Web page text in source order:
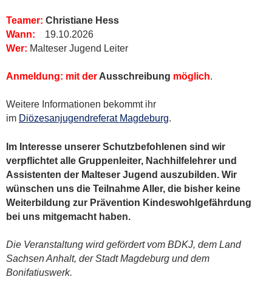
Teamer: Christiane Hess
Wann:
19.10.2026
Wer: Malteser Jugend Leiter
Anmeldung: mit der Ausschreibung möglich.
Weitere Informationen bekommt ihr
im Diözesanjugendreferat Magdeburg.
Im Interesse unserer Schutzbefohlenen sind wir
verpflichtet alle Gruppenleiter, Nachhilfelehrer und
Assistenten der Malteser Jugend auszubilden. Wir
wünschen uns die Teilnahme Aller, die bisher keine
Weiterbildung zur Prävention Kindeswohlgefährdung
bei uns mitgemacht haben.
Die Veranstaltung wird gefördert vom BDKJ, dem Land
Sachsen Anhalt, der Stadt Magdeburg und dem
Bonifatiuswerk.